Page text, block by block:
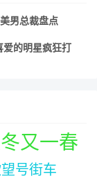
男总裁盘点
的明星疯狂打
又一春
号街车